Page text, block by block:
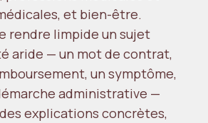
et bien-être.
rendre limpide un sujet
aride — un mot de contrat,
un symptôme,
administrative —
explications concrètes,